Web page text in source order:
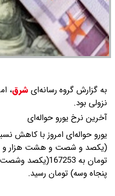
به گزارش گروه رسانه‌ایشرق،
نزولی بود.
آخرین نرخ یورو حواله‌ای
(یکصد و شصت و هشت هزار
تومان به
پنجاه و‌سه) تومان رسید.